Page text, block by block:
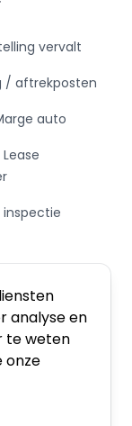
analyse en
te weten
onze
vervalt
/ aftrekposten
auto
inspectie
of Kopen?